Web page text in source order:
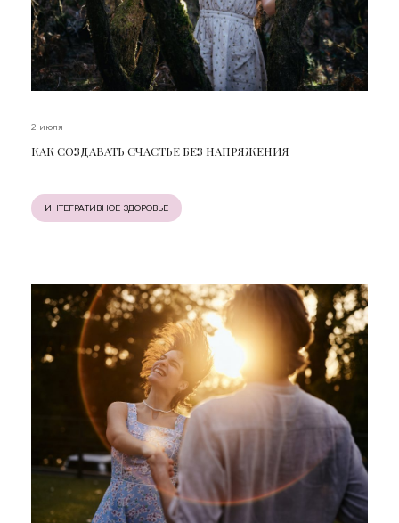
2 июля
КАК СОЗДАВАТЬ СЧАСТЬЕ БЕЗ НАПРЯЖЕНИЯ
ИНТЕГРАТИВНОЕ ЗДОРОВЬЕ